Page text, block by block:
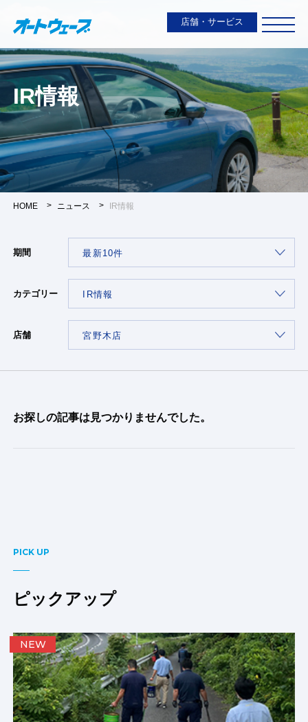
店舗・サービス
IR情報
HOME ニュース IR情報
期間
カテゴリー
店舗
お探しの記事は見つかりませんでした。
PICK UP
ピックアップ
NEW